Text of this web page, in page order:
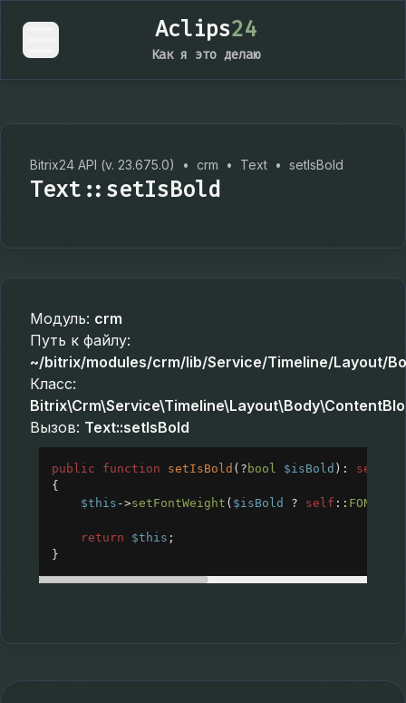
Aclips24
Как я это делаю
Bitrix24 API (v. 23.675.0) • crm • Text • setIsBold
Text::setIsBold
Модуль: crm
Путь к файлу:
~/bitrix/modules/crm/lib/Service/Timeline/Layout/
Класс:
Вызов: Text::setIsBold
public function setIsBold ( ? bool $isBold ): self
{
$this ->setFontWeight ( $isBold ? self ::
return $this ;
}